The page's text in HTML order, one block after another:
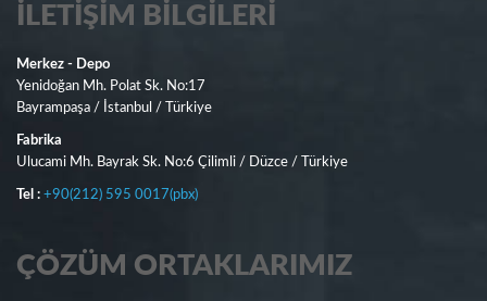
İLETIŞIM BILGILERI
Merkez - Depo
Yenidoğan Mh. Polat Sk. No:17
Bayrampaşa / İstanbul / Türkiye
Fabrika
Ulucami Mh. Bayrak Sk. No:6 Çilimli / Düzce / Türkiye
Tel : +90(212) 595 0017(pbx)
ÇÖZÜM ORTAKLARIMIZ